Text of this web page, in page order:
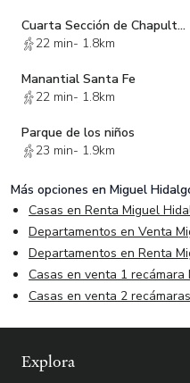
Cuarta Sección de Chapultepec
22 min- 1.8km
Manantial Santa Fe
22 min- 1.8km
Parque de los niños
23 min- 1.9km
Más opciones en Miguel
Casas en Renta Miguel
Departamentos en Venta
Departamentos en Renta
Casas en venta 1 recámara
Casas en venta 2
Explora